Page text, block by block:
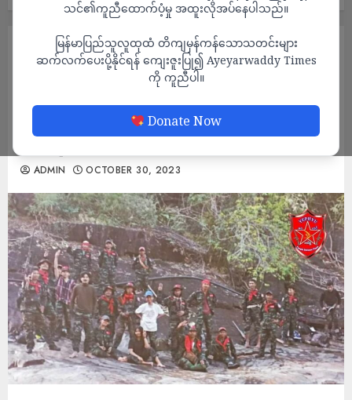
သင်၏ကူညီထောက်ပံ့မှု အထူးလိုအပ်နေပါသည်။
မြန်မာပြည်သူလူထုထံ တိကျမှန်ကန်သောသတင်းများ
ဆက်လက်ပေးပို့နိုင်ရန် ကျေးဇူးပြု၍ Ayeyarwaddy Times
ကို ကူညီပါ။
Donate Now
ထားဝယ်-ရေဖြူလမ်းပိုင်းတွင် စစ်ကောင်စီ၏ ၃
စီးပါ ယာဥ်တန်း ပေါက်ကွဲအားပြင်းမိုင်းဖြင့်
တိုက်ခိုက်ခံရပြီး စစ်ကောင်စီတပ်သား ၃ ဦး
သေဆုံး
ADMIN OCTOBER 30, 2023